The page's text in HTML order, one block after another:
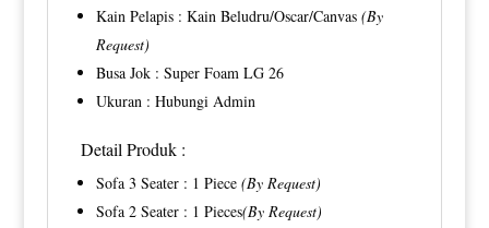
Kain Pelapis : Kain Beludru/Oscar/Canvas (By
Request)
Busa Jok : Super Foam LG 26
Ukuran : Hubungi Admin
Detail Produk :
Sofa 3 Seater : 1 Piece (By Request)
Sofa 2 Seater : 1 Pieces(By Request)